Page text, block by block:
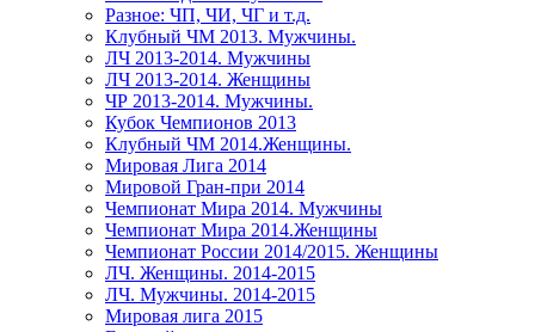
Разное: ЧП, ЧИ, ЧГ и т.д.
Клубный ЧМ 2013. Мужчины.
ЛЧ 2013-2014. Мужчины
ЛЧ 2013-2014. Женщины
ЧР 2013-2014. Мужчины.
Кубок Чемпионов 2013
Клубный ЧМ 2014.Женщины.
Мировая Лига 2014
Мировой Гран-при 2014
Чемпионат Мира 2014. Мужчины
Чемпионат Мира 2014.Женщины
Чемпионат России 2014/2015. Женщины
ЛЧ. Женщины. 2014-2015
ЛЧ. Мужчины. 2014-2015
Мировая лига 2015